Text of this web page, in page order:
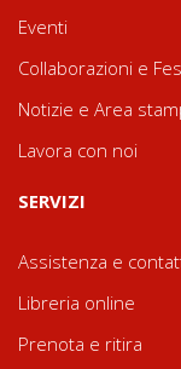
Eventi
Collaborazioni e
Notizie e Area
Lavora con noi
SERVIZI
Assistenza e
Libreria online
Prenota e ritira